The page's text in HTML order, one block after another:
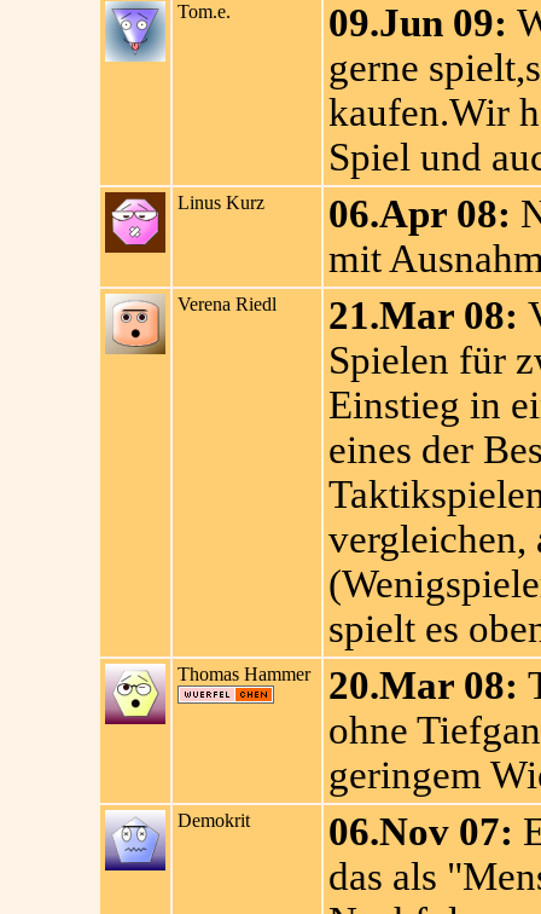
Tom.e. 09.Jun 09:
gerne
kaufen.Wir
Spiel und
Linus Kurz 06.Apr 08:
mit
Verena Riedl 21.Mar 08:
Spielen für
Einstieg in
eines der
vergleichen,
spielt es
Thomas Hammer 20.Mar 08:
ohne
geringem
Demokrit 06.Nov 07:
das als